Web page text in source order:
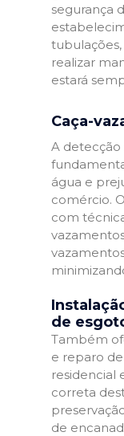
segurança
realizar
estará
Caça-
A detecção
água e
comércio.
com
de
Também
e reparo
residencial
correta
de